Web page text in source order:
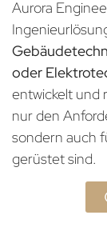
Aurora
oder
entwickelt und
nur den
sondern auch
gerüstet sind.